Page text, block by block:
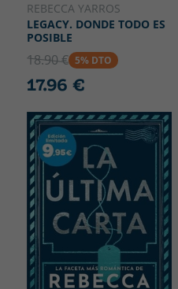
REBECCA YARROS
LEGACY. DONDE TODO ES
POSIBLE
18.90 € 5% DTO
17.96 €